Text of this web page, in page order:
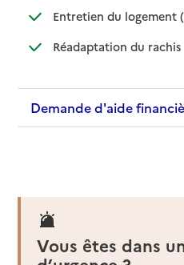
Entretien du logement
Réadaptation du rachis
:
:
Demande d'aide
Vous êtes dans